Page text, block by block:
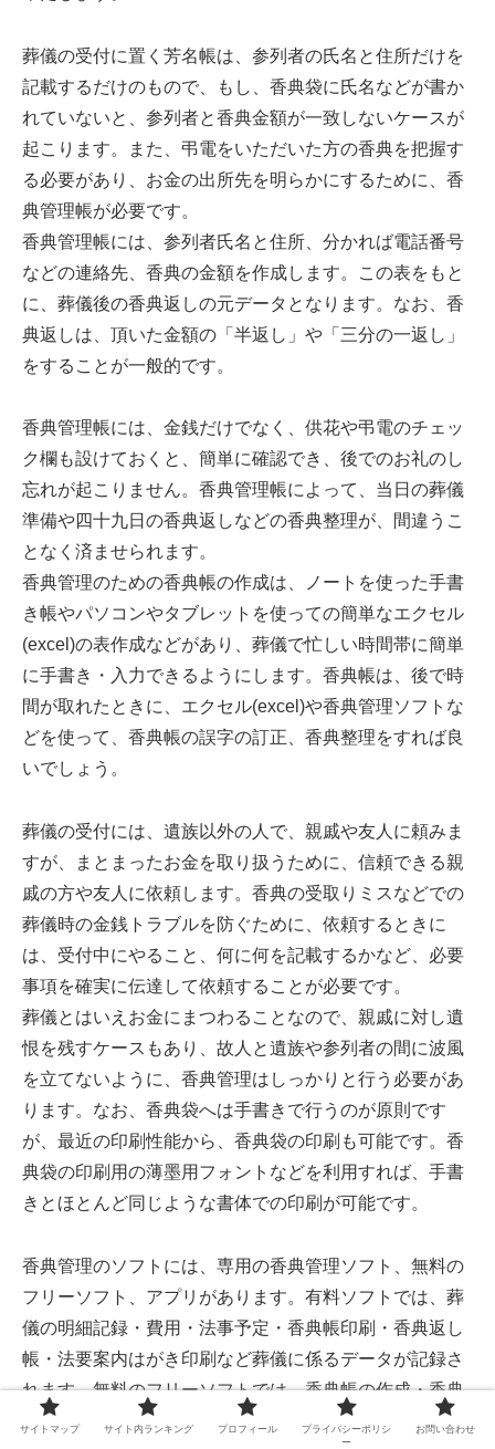
葬儀の受付に置く芳名帳は、参列者の氏名と住所だけを
記載するだけのもので、もし、香典袋に氏名などが書か
れていないと、参列者と香典金額が一致しないケースが
起こります。また、弔電をいただいた方の香典を把握す
る必要があり、お金の出所先を明らかにするために、香
典管理帳が必要です。
香典管理帳には、参列者氏名と住所、分かれば電話番号
などの連絡先、香典の金額を作成します。この表をもと
に、葬儀後の香典返しの元データとなります。なお、香
典返しは、頂いた金額の「半返し」や「三分の一返し」
をすることが一般的です。
香典管理帳には、金銭だけでなく、供花や弔電のチェッ
ク欄も設けておくと、簡単に確認でき、後でのお礼のし
忘れが起こりません。香典管理帳によって、当日の葬儀
準備や四十九日の香典返しなどの香典整理が、間違うこ
となく済ませられます。
香典管理のための香典帳の作成は、ノートを使った手書
き帳やパソコンやタブレットを使っての簡単なエクセル
(excel)の表作成などがあり、葬儀で忙しい時間帯に簡単
に手書き・入力できるようにします。香典帳は、後で時
間が取れたときに、エクセル(excel)や香典管理ソフトな
どを使って、香典帳の誤字の訂正、香典整理をすれば良
いでしょう。
葬儀の受付には、遺族以外の人で、親戚や友人に頼みま
すが、まとまったお金を取り扱うために、信頼できる親
戚の方や友人に依頼します。香典の受取りミスなどでの
葬儀時の金銭トラブルを防ぐために、依頼するときに
は、受付中にやること、何に何を記載するかなど、必要
事項を確実に伝達して依頼することが必要です。
葬儀とはいえお金にまつわることなので、親戚に対し遺
恨を残すケースもあり、故人と遺族や参列者の間に波風
を立てないように、香典管理はしっかりと行う必要があ
ります。なお、香典袋へは手書きで行うのが原則です
が、最近の印刷性能から、香典袋の印刷も可能です。香
典袋の印刷用の薄墨用フォントなどを利用すれば、手書
きとほとんど同じような書体での印刷が可能です。
香典管理のソフトには、専用の香典管理ソフト、無料の
フリーソフト、アプリがあります。有料ソフトでは、葬
儀の明細記録・費用・法事予定・香典帳印刷・香典返し
帳・法要案内はがき印刷など葬儀に係るデータが記録さ
れます。無料のフリーソフトでは、香典帳の作成・香典
の仕訳整理・葬儀事務が可能で、その他に簡単に作れる
サイトマップ サイト内ランキング プロフィール
プライバシーポリシ
ー
お問い合わせ